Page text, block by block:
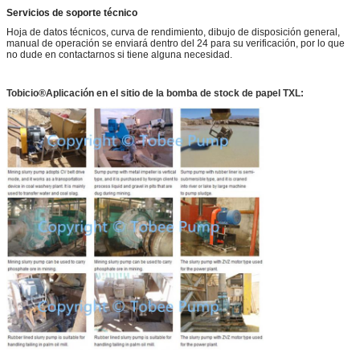
Servicios de soporte técnico
Hoja de datos técnicos, curva de rendimiento, dibujo de disposición general,
manual de operación se enviará dentro del 24 para su verificación, por lo que
no dude en contactarnos si tiene alguna necesidad.
Tobicio®Aplicación en el sitio de la bomba de stock de papel TXL: